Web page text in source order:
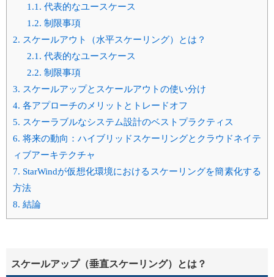
1.1. 代表的なユースケース
1.2. 制限事項
2. スケールアウト（水平スケーリング）とは？
2.1. 代表的なユースケース
2.2. 制限事項
3. スケールアップとスケールアウトの使い分け
4. 各アプローチのメリットとトレードオフ
5. スケーラブルなシステム設計のベストプラクティス
6. 将来の動向：ハイブリッドスケーリングとクラウドネイテ
ィブアーキテクチャ
7. StarWindが仮想化環境におけるスケーリングを簡素化する
方法
8. 結論
スケールアップ（垂直スケーリング）とは？